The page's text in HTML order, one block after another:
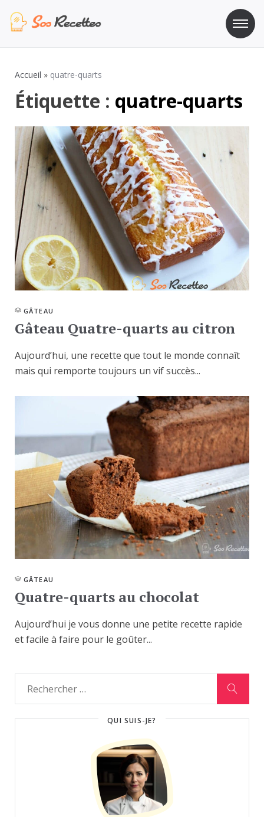
au
Accueil » quatre-quarts
Étiquette : quatre-quarts
GÂTEAU
Gâteau Quatre-quarts au citron
Aujourd’hui, une recette que tout le monde connaît
mais qui remporte toujours un vif succès...
GÂTEAU
Quatre-quarts au chocolat
Aujourd’hui je vous donne une petite recette rapide
et facile à faire pour le goûter...
QUI SUIS-JE?